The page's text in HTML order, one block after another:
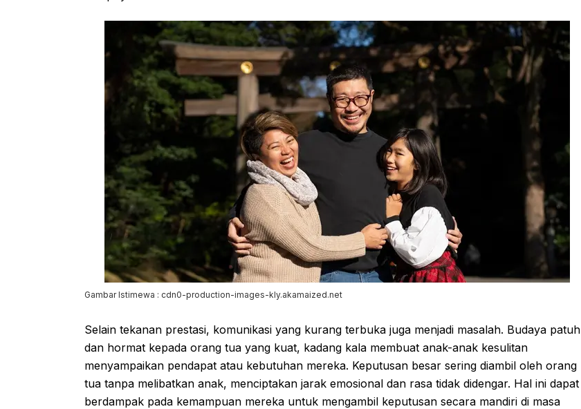
Gambar Istimewa : cdn0-production-images-kly.akamaized.net
Selain tekanan prestasi, komunikasi yang kurang terbuka juga menjadi masalah. Budaya patuh
dan hormat kepada orang tua yang kuat, kadang kala membuat anak-anak kesulitan
menyampaikan pendapat atau kebutuhan mereka. Keputusan besar sering diambil oleh orang
tua tanpa melibatkan anak, menciptakan jarak emosional dan rasa tidak didengar. Hal ini dapat
berdampak pada kemampuan mereka untuk mengambil keputusan secara mandiri di masa